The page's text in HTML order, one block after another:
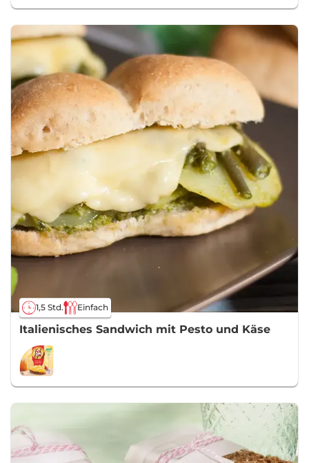
1,5 Std. Einfach
Italienisches Sandwich mit Pesto und Käse